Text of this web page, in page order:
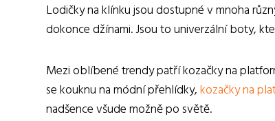
Lodičky na klínku jsou dostupné v mnoha
dokonce džínami. Jsou to univerzální boty,
Mezi oblíbené trendy patří kozačky na
se kouknu na módní přehlídky,kozačky na
nadšence všude možně po světě.